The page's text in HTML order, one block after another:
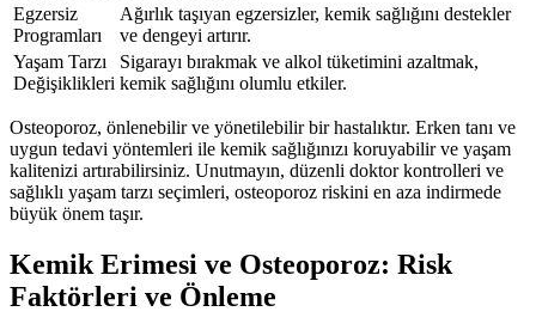
Egzersiz
Programları
Ağırlık taşıyan egzersizler, kemik sağlığını destekler
ve dengeyi artırır.
Yaşam Tarzı
Değişiklikleri
Sigarayı bırakmak ve alkol tüketimini azaltmak,
kemik sağlığını olumlu etkiler.
Osteoporoz, önlenebilir ve yönetilebilir bir hastalıktır. Erken tanı ve
uygun tedavi yöntemleri ile kemik sağlığınızı koruyabilir ve yaşam
kalitenizi artırabilirsiniz. Unutmayın, düzenli doktor kontrolleri ve
sağlıklı yaşam tarzı seçimleri, osteoporoz riskini en aza indirmede
büyük önem taşır.
Kemik Erimesi ve Osteoporoz: Risk
Faktörleri ve Önleme